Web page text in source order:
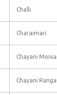
Challi
Charaimari
Chayani
Chayani